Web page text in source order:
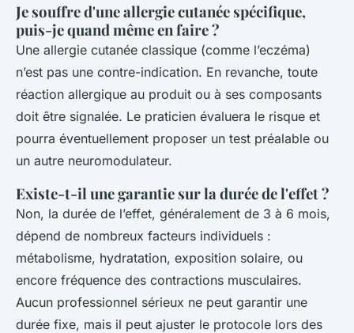
Je souffre d'une allergie cutanée spécifique,
puis-je quand même en faire ?
Une allergie cutanée classique (comme l’eczéma)
n’est pas une contre-indication. En revanche, toute
réaction allergique au produit ou à ses composants
doit être signalée. Le praticien évaluera le risque et
pourra éventuellement proposer un test préalable ou
un autre neuromodulateur.
Existe-t-il une garantie sur la durée de l'effet ?
Non, la durée de l’effet, généralement de 3 à 6 mois,
dépend de nombreux facteurs individuels :
métabolisme, hydratation, exposition solaire, ou
encore fréquence des contractions musculaires.
Aucun professionnel sérieux ne peut garantir une
durée fixe, mais il peut ajuster le protocole lors des